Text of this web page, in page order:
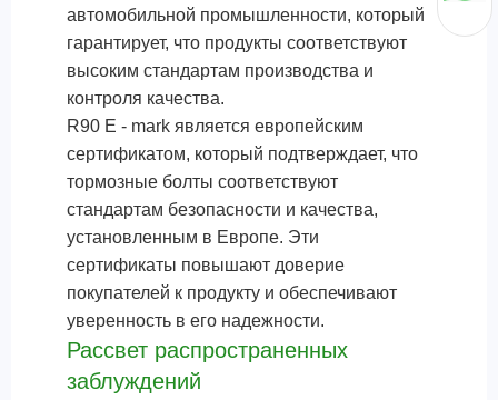
автомобильной промышленности, который
гарантирует, что продукты соответствуют
высоким стандартам производства и
контроля качества.
R90 E - mark является европейским
сертификатом, который подтверждает, что
тормозные болты соответствуют
стандартам безопасности и качества,
установленным в Европе. Эти
сертификаты повышают доверие
покупателей к продукту и обеспечивают
уверенность в его надежности.
Рассвет распространенных
заблуждений